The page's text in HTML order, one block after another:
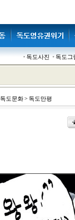
독도사진 독도그
독도문화> 독도만평